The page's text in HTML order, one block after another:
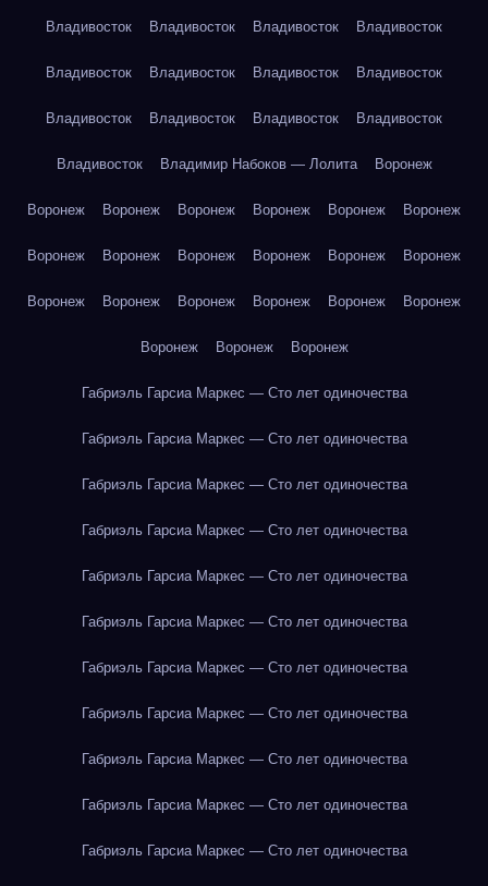
Владивосток Владивосток Владивосток Владивосток
Владивосток Владивосток Владивосток Владивосток
Владивосток Владивосток Владивосток Владивосток
Владивосток Владимир Набоков — Лолита Воронеж
Воронеж Воронеж Воронеж Воронеж Воронеж Воронеж
Воронеж Воронеж Воронеж Воронеж Воронеж Воронеж
Воронеж Воронеж Воронеж Воронеж Воронеж Воронеж
Воронеж Воронеж Воронеж
Габриэль Гарсиа Маркес — Сто лет одиночества
Габриэль Гарсиа Маркес — Сто лет одиночества
Габриэль Гарсиа Маркес — Сто лет одиночества
Габриэль Гарсиа Маркес — Сто лет одиночества
Габриэль Гарсиа Маркес — Сто лет одиночества
Габриэль Гарсиа Маркес — Сто лет одиночества
Габриэль Гарсиа Маркес — Сто лет одиночества
Габриэль Гарсиа Маркес — Сто лет одиночества
Габриэль Гарсиа Маркес — Сто лет одиночества
Габриэль Гарсиа Маркес — Сто лет одиночества
Габриэль Гарсиа Маркес — Сто лет одиночества